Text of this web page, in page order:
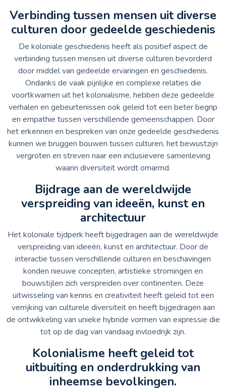
Verbinding tussen mensen uit diverse
culturen door gedeelde geschiedenis
De koloniale geschiedenis heeft als positief aspect de
verbinding tussen mensen uit diverse culturen bevorderd
door middel van gedeelde ervaringen en geschiedenis.
Ondanks de vaak pijnlijke en complexe relaties die
voortkwamen uit het kolonialisme, hebben deze gedeelde
verhalen en gebeurtenissen ook geleid tot een beter begrip
en empathie tussen verschillende gemeenschappen. Door
het erkennen en bespreken van onze gedeelde geschiedenis
kunnen we bruggen bouwen tussen culturen, het bewustzijn
vergroten en streven naar een inclusievere samenleving
waarin diversiteit wordt omarmd.
Bijdrage aan de wereldwijde
verspreiding van ideeën, kunst en
architectuur
Het koloniale tijdperk heeft bijgedragen aan de wereldwijde
verspreiding van ideeën, kunst en architectuur. Door de
interactie tussen verschillende culturen en beschavingen
konden nieuwe concepten, artistieke stromingen en
bouwstijlen zich verspreiden over continenten. Deze
uitwisseling van kennis en creativiteit heeft geleid tot een
verrijking van culturele diversiteit en heeft bijgedragen aan
de ontwikkeling van unieke hybride vormen van expressie die
tot op de dag van vandaag invloedrijk zijn.
Kolonialisme heeft geleid tot
uitbuiting en onderdrukking van
inheemse bevolkingen.